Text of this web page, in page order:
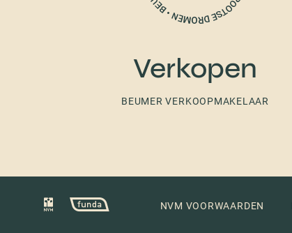
Verkopen
BEUMER VERKOOPMAKELAAR
NVM VOORWAARDEN